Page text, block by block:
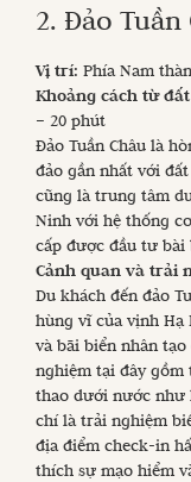
2. Đảo Tuần
Vị trí: Phía Nam
Khoảng cách từ
– 20 phút
Đảo Tuần Châu là
đảo gần nhất với
cũng là trung tâm
Ninh với hệ thống
cấp được đầu tư bài
Cảnh quan và trải
Du khách đến đảo
hùng vĩ của vịnh
và bãi biển nhân
nghiệm tại đây gồm
thao dưới nước như
chí là trải nghiệm
địa điểm check-in
thích sự mạo hiểm